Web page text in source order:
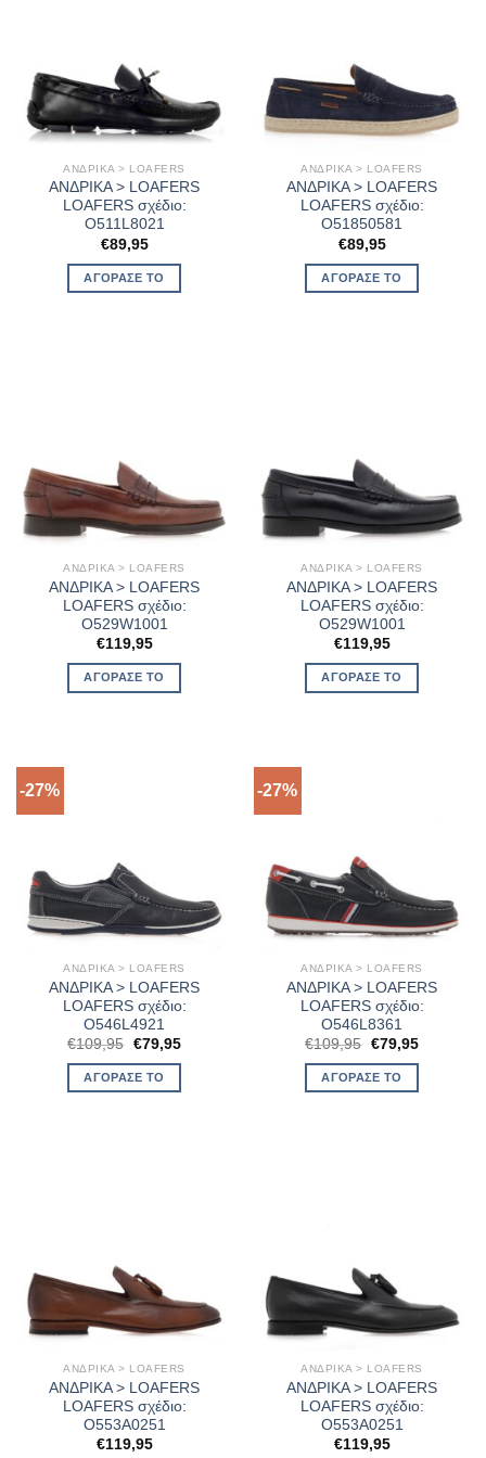
ΑΝΔΡΙΚΑ > LOAFERS
ΑΝΔΡΙΚΑ > LOAFERS
LOAFERS σχέδιο:
O511L8021
€89,95
ΑΓΌΡΑΣΈ ΤΟ
ΑΝΔΡΙΚΑ > LOAFERS
ΑΝΔΡΙΚΑ > LOAFERS
LOAFERS σχέδιο:
O51850581
€89,95
ΑΓΌΡΑΣΈ ΤΟ
ΑΝΔΡΙΚΑ > LOAFERS
ΑΝΔΡΙΚΑ > LOAFERS
LOAFERS σχέδιο:
O529W1001
€119,95
ΑΓΌΡΑΣΈ ΤΟ
ΑΝΔΡΙΚΑ > LOAFERS
ΑΝΔΡΙΚΑ > LOAFERS
LOAFERS σχέδιο:
O529W1001
€119,95
ΑΓΌΡΑΣΈ ΤΟ
-27%
ΑΝΔΡΙΚΑ > LOAFERS
ΑΝΔΡΙΚΑ > LOAFERS
LOAFERS σχέδιο:
O546L4921
€109,95 Original
was:
€109,95.
€79,95Η
ΑΓΌΡΑΣΈ ΤΟ
-27%
ΑΝΔΡΙΚΑ > LOAFERS
ΑΝΔΡΙΚΑ > LOAFERS
LOAFERS σχέδιο:
O546L8361
€109,95 Original
was:
€109,95.
€79,95Η
ΑΓΌΡΑΣΈ ΤΟ
ΑΝΔΡΙΚΑ > LOAFERS
ΑΝΔΡΙΚΑ > LOAFERS
LOAFERS σχέδιο:
O553A0251
€119,95
ΑΝΔΡΙΚΑ > LOAFERS
ΑΝΔΡΙΚΑ > LOAFERS
LOAFERS σχέδιο:
O553A0251
€119,95